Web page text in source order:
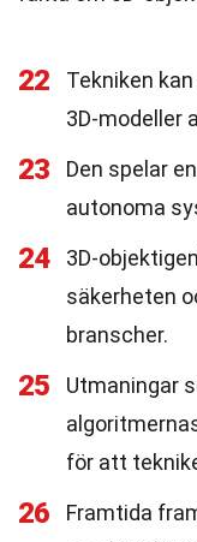
22
Tekniken
3D-modeller
23
Den spelar
autonoma
24
3D-
säkerheten
branscher.
25
Utmaningar
för att
26
Framtida